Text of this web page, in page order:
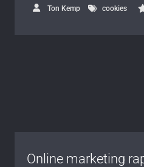
Ton Kemp cookies
Online marketing